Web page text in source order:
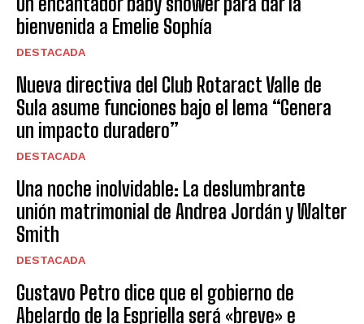
bienvenida a Emelie Sophía
DESTACADA
Nueva directiva del Club Rotaract Valle de
Sula asume funciones bajo el lema “Genera
un impacto duradero”
DESTACADA
Una noche inolvidable: La deslumbrante
unión matrimonial de Andrea Jordán y Walter
Smith
DESTACADA
Gustavo Petro dice que el gobierno de
Abelardo de la Espriella será «breve» e